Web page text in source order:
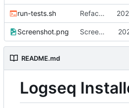
run-tests.sh Refactoring & portable Testpfade
Screenshot.png Screenshot erneuert
README.md
Logseq